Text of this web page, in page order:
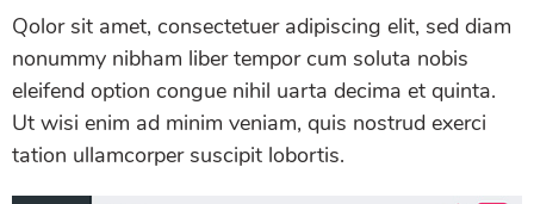
Qolor sit amet, consectetuer adipiscing elit, sed diam
nonummy nibham liber tempor cum soluta nobis
eleifend option congue nihil uarta decima et quinta.
Ut wisi enim ad minim veniam, quis nostrud exerci
tation ullamcorper suscipit lobortis.